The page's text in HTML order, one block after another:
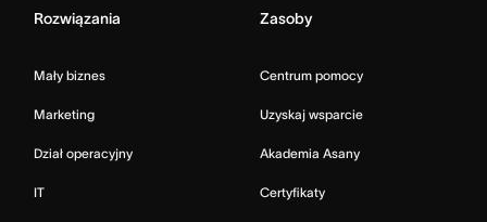
Rozwiązania
Mały biznes
Marketing
Dział operacyjny
IT
Zasoby
Centrum pomocy
Uzyskaj wsparcie
Akademia Asany
Certyfikaty